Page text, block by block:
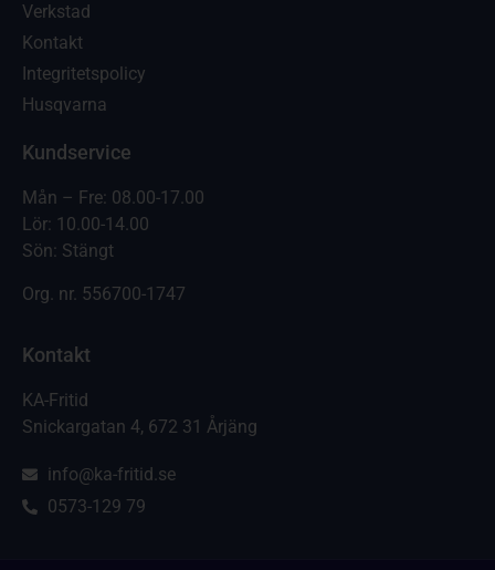
Verkstad
Kontakt
Integritetspolicy
Husqvarna
Kundservice
Mån – Fre: 08.00-17.00
Lör: 10.00-14.00
Sön: Stängt
Org. nr. 556700-1747
Kontakt
KA-Fritid
Snickargatan 4, 672 31 Årjäng
info@ka-fritid.se
0573-129 79